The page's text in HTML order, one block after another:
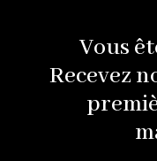
Vous
Recevez